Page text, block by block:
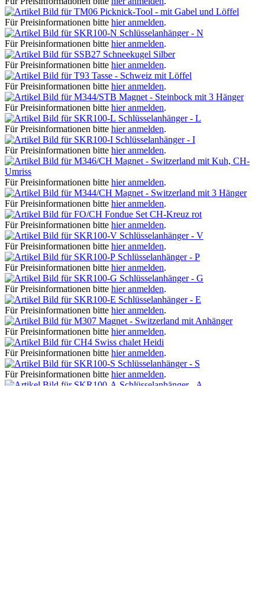
Picknick-Tool - mit Gabel und Löffel
Für Preisinformationen bitte hier anmelden.
Schlüsselanhänger - N
Für Preisinformationen bitte hier anmelden.
Schneekugel Silber
Für Preisinformationen bitte hier anmelden.
Tasse - Schweiz mit Löffel
Für Preisinformationen bitte hier anmelden.
Magnet - Steinbock mit 3 Hänger
Für Preisinformationen bitte hier anmelden.
Schlüsselanhänger - L
Für Preisinformationen bitte hier anmelden.
Schlüsselanhänger - I
Für Preisinformationen bitte hier anmelden.
Magnet - Switzerland mit Kuh, CH-
Umriss
Für Preisinformationen bitte hier anmelden.
Magnet - Switzerland mit 3 Hänger
Für Preisinformationen bitte hier anmelden.
Fondue Set CH-Kreuz rot
Für Preisinformationen bitte hier anmelden.
Schlüsselanhänger - V
Für Preisinformationen bitte hier anmelden.
Schlüsselanhänger - P
Für Preisinformationen bitte hier anmelden.
Schlüsselanhänger - G
Für Preisinformationen bitte hier anmelden.
Schlüsselanhänger - E
Für Preisinformationen bitte hier anmelden.
Magnet - Switzerland mit Anhänger
Für Preisinformationen bitte hier anmelden.
Swiss chalet Heidi
Für Preisinformationen bitte hier anmelden.
Schlüsselanhänger - S
Für Preisinformationen bitte hier anmelden.
Schlüsselanhänger - A